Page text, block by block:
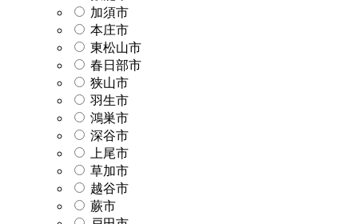
加須市
本庄市
東松山市
春日部市
狭山市
羽生市
鴻巣市
深谷市
上尾市
草加市
越谷市
蕨市